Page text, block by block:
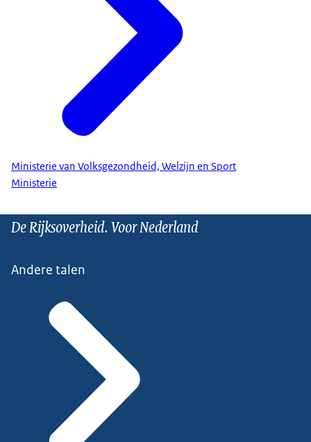
Ministerie van Volksgezondheid, Welzijn en Sport
Ministerie
De Rijksoverheid. Voor Nederland
Andere talen